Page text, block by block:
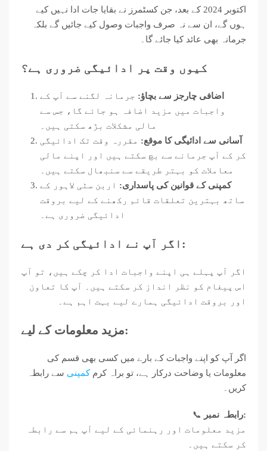
اکتوبر 2024 کے بعد، جن کسٹمرز نے بقایا جات ادا نہیں کیے
ہوں گے، ان سے نہ صرف واجبات وصول کیے جائیں گے بلکہ
جرمانہ بھی عائد کیا جائے گا۔
کیوں وقت پر ادائیگی ضروری ہے؟
اضافی چارجز سے بچاؤ: جرمانہ لگنے سے آپ کے
واجبات میں مزید اضافہ ہو جائے گا، جس سے
مالی مشکلات بڑھ سکتی ہیں۔
آسانی سے ادائیگی کا موقع: مقررہ وقت تک ادائیگی
کر کے آپ جرمانے سے بچ سکتے ہیں اور اپنے مالی
معاملات کو بہتر طریقے سے سنبھال سکتے ہیں۔
کمپنی کے قوانین کی پاسداری: اربن سٹی لاہور کے
ساتھ بہترین تعلقات قائم رکھنے کے لیے بروقت
ادائیگی ضروری ہے۔
اگر آپ نے ادائیگی کر دی ہے:
اگر آپ پہلے ہی اپنے واجبات ادا کر چکے ہیں، تو آپ
اس پیغام کو نظر انداز کر سکتے ہیں۔ آپ کا تعاون
اور بروقت ادائیگی ہمارے لیے بہت اہم ہے۔
مزید معلومات کے لیے:
اگر آپ کو اپنے واجبات کے بارے میں کسی بھی قسم کی
معلومات یا وضاحت درکار ہے، تو براہ کرمکمپنی سے رابطہ
کریں۔
📞
رابطہ نمبر:
مزید معلومات اور رہنمائی کے لیے آپ ہم سے رابطہ
کر سکتے ہیں۔